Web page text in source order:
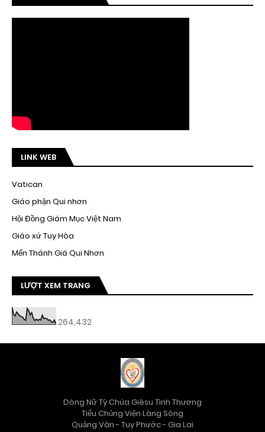
LINK WEB
Vatican
Giáo phận Qui nhơn
Hội Đồng Giám Mục Việt Nam
Giáo xứ Tuy Hòa
Mến Thánh Giá Qui Nhơn
LƯỢT XEM TRANG
264,432
Dòng Nữ Tỳ Chúa Giêsu Tình Thương
Tiểu Chủng Viện Làng Sông
Quảng Vân - Tuy Phước - Gia Lai